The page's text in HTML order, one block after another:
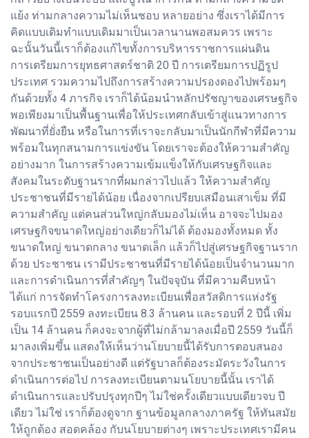
แย้ง ท่ามกลางความไม่เห็นชอบ หลายอย่าง ซึ่งเราได้มีการ
คิดแบบเดิมทำแบบเดิมมาเป็นเวลานานพอสมควร เพราะ
ฉะนั้นวันนี้เราก็ต้องแก้ไขทั้งการบริหารราชการแผ่นดิน
การเตรียมการยุทธศาสตร์ชาติ 20 ปี การเตรียมการปฏิรูป
ประเทศ รวมความไปถึงการสร้างความปรองดองไปพร้อมๆ
กันด้วยทั้ง 4 ภารกิจ เราก็ได้น้อมนำหลักปรัชญาของเศรษฐกิจ
พอเพียงมาเป็นพื้นฐานเพื่อให้ประเทศกลับเข้าสู่แนวทางการ
พัฒนาที่ยั่งยืน หรือในการที่เราจะกลับมาเป็นนักกีฬาที่มีความ
พร้อมในทุกสนามการแข่งขัน โดยเราจะต้องให้ความสำคัญ
อย่างมาก ในการสร้างความเข้มแข็งให้กับเศรษฐกิจและ
สังคมในระดับฐานรากที่ผมกล่าวไปแล้ว ให้ความสำคัญ
ประชาชนที่มีรายได้น้อย เนื่องจากเปรียบเสมือนเสาเข็ม ที่มี
ความสำคัญ แต่คนส่วนใหญ่กลับมองไม่เห็น อาจจะไปมอง
เศรษฐกิจขนาดใหญ่อย่างเดียวก็ไม่ได้ ต้องมองทั้งหมด ทั้ง
ขนาดใหญ่ ขนาดกลาง ขนาดเล็ก แล้วก็ไปสู่เศรษฐกิจฐานราก
ด้วย ประชาชน เรามีประชาชนที่มีรายได้น้อยเป็นจำนวนมาก
และการดำเนินการที่สำคัญๆ ในปัจจุบัน ที่มีความคืบหน้า
ได้แก่ การจัดทำโครงการลงทะเบียนเพื่อสวัสดิการแห่งรัฐ
รอบแรกปี 2559 ลงทะเบียน 8.3 ล้านคน และรอบที่ 2 ปีนี้ เพิ่ม
เป็น 14 ล้านคน ก็คงจะจากผู้ที่ไม่กล้ามาลงเมื่อปี 2559 วันนี้ก็
มาลงเพิ่มขึ้น แสดงให้เห็นว่านโยบายนี้ได้รับการตอบสนอง
จากประชาชนเป็นอย่างดี แต่รัฐบาลก็ต้องระมัดระวังในการ
ดำเนินการต่อไป การลงทะเบียนตามนโยบายนี้นั้น เราได้
ดำเนินการและปรับปรุงทุกปีๆ ไม่ใช่ครั้งเดียวแบบเดียวจบ ปี
เดียว ไม่ใช่ เราก็ต้องดูจาก ฐานข้อมูลกลางภาครัฐ ให้ทันสมัย
ให้ถูกต้อง สอดคล้อง กับนโยบายต่างๆ เพราะประเทศเรามีคน